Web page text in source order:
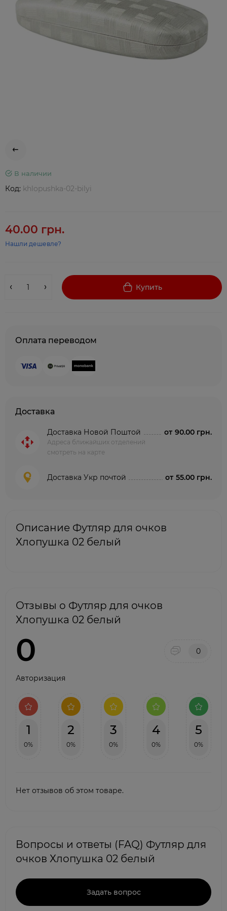
В наличии
Код: khlopushka-02-bilyi
40.00 грн.
Нашли дешевле?
Купить
Оплата переводом
Доставка
Доставка Новой Поштой
Адреса ближайших отделений
смотреть на карте
от 90.00 грн.
Доставка Укр почтой от 55.00 грн.
Описание Футляр для очков
Хлопушка 02 белый
Отзывы о Футляр для очков
Хлопушка 02 белый
0 0
Авторизация
1
0%
2
0%
3
0%
4
0%
5
0%
Нет отзывов об этом товаре.
Вопросы и ответы (FAQ) Футляр для
очков Хлопушка 02 белый
Задать вопрос